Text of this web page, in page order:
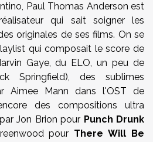
Paul Thomas Anderson est
qui sait soigner les
originales de ses films. On se
qui composait le score de
Gaye, du ELO, un peu de
Springfield), des sublimes
Aimee Mann dans l'OST de
des compositions ultra
Jon Brion pour Punch Drunk
pour There Will Be